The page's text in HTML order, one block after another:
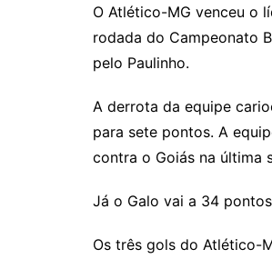
p
y
Li
n
k
at
s
A
p
p
e
gr
m
O Atlético-MG venceu o
rodada do Campeonato
pelo Paulinho.
A derrota da equipe
para sete pontos. A
contra o Goiás na última
Já o Galo vai a 34
Os três gols do Atlético-